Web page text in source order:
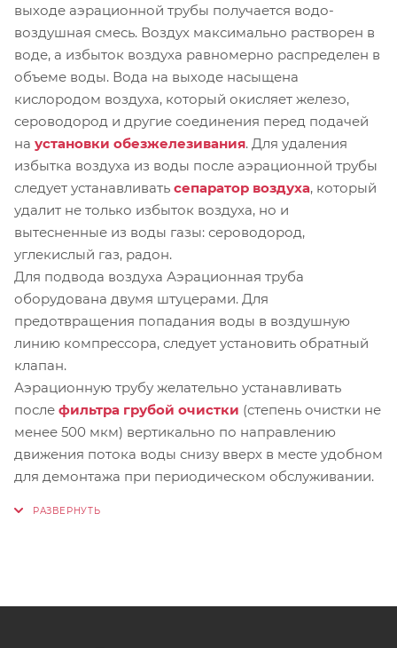
выходе аэрационной трубы получается водо-
воздушная смесь. Воздух максимально растворен в
воде, а избыток воздуха равномерно распределен в
объеме воды. Вода на выходе насыщена
кислородом воздуха, который окисляет железо,
сероводород и другие соединения перед подачей
на установки обезжелезивания. Для удаления
избытка воздуха из воды после аэрационной трубы
следует устанавливать сепаратор воздуха, который
удалит не только избыток воздуха, но и
вытесненные из воды газы: сероводород,
углекислый газ, радон.
Для подвода воздуха Аэрационная труба
оборудована двумя штуцерами. Для
предотвращения попадания воды в воздушную
линию компрессора, следует установить обратный
клапан.
Аэрационную трубу желательно устанавливать
после фильтра грубой очистки (степень очистки не
менее 500 мкм) вертикально по направлению
движения потока воды снизу вверх в месте удобном
для демонтажа при периодическом обслуживании.